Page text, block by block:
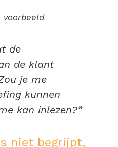
voorbeeld
de
de klant
je me
kunnen
kan inlezen?”
niet begrijpt,